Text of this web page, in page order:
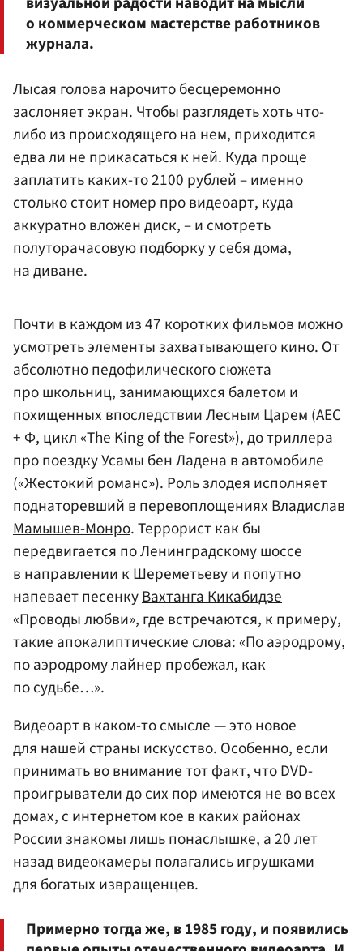
о коммерческом мастерстве работников
журнала.
Лысая голова нарочито бесцеремонно
заслоняет экран. Чтобы разглядеть хоть что-
либо из происходящего на нем, приходится
едва ли не прикасаться к ней. Куда проще
заплатить каких-то 2100 рублей – именно
столько стоит номер про видеоарт, куда
аккуратно вложен диск, – и смотреть
полуторачасовую подборку у себя дома,
на диване.
Почти в каждом из 47 коротких фильмов можно
усмотреть элементы захватывающего кино. От
абсолютно педофилического сюжета
про школьниц, занимающихся балетом и
похищенных впоследствии Лесным Царем (АЕС
+ Ф, цикл «The King of the Forest»), до триллера
про поездку Усамы бен Ладена в автомобиле
(«Жестокий романс»). Роль злодея исполняет
поднаторевший в перевоплощенияхВладислав
Мамышев-Монро. Террорист как бы
передвигается по Ленинградскому шоссе
в направлении кШереметьевуи попутно
напевает песенкуВахтанга Кикабидзе
«Проводы любви», где встречаются, к примеру,
такие апокалиптические слова: «По аэродрому,
по аэродрому лайнер пробежал, как
по судьбе…».
Видеоарт в каком-то смысле — это новое
для нашей страны искусство. Особенно, если
принимать во внимание тот факт, что DVD-
проигрыватели до сих пор имеются не во всех
домах, с интернетом кое в каких районах
России знакомы лишь понаслышке, а 20 лет
назад видеокамеры полагались игрушками
для богатых извращенцев.
Примерно тогда же, в 1985 году, и появились